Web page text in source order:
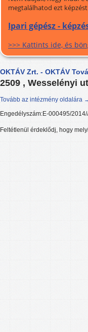
megtalálhatod ezt
Ipari gépész -
>>> Kattints ide, és
OKTÁV Zrt. - OKTÁV
2509 , Wesselényi
Tovább az intézmény oldalára
Engedélyszám:E-000495/
Feltétlenül érdeklődj, hogy